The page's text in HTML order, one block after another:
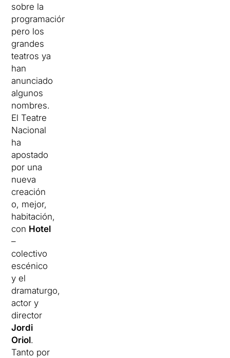
sobre la
programación,
pero los
grandes
teatros ya
han
anunciado
algunos
nombres.
El Teatre
Nacional
ha
apostado
por una
nueva
creación
o, mejor,
habitación,
con Hotel
–
colectivo
escénico
y el
dramaturgo,
actor y
director
Jordi
Oriol.
Tanto por